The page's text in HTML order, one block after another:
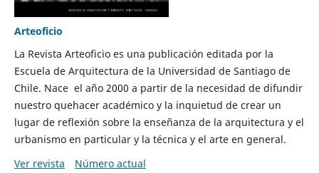
Arteoficio
La Revista Arteoficio es una publicación editada por la
Escuela de Arquitectura de la Universidad de Santiago de
Chile. Nace el año 2000 a partir de la necesidad de difundir
nuestro quehacer académico y la inquietud de crear un
lugar de reflexión sobre la enseñanza de la arquitectura y el
urbanismo en particular y la técnica y el arte en general.
Ver revista
Número actual